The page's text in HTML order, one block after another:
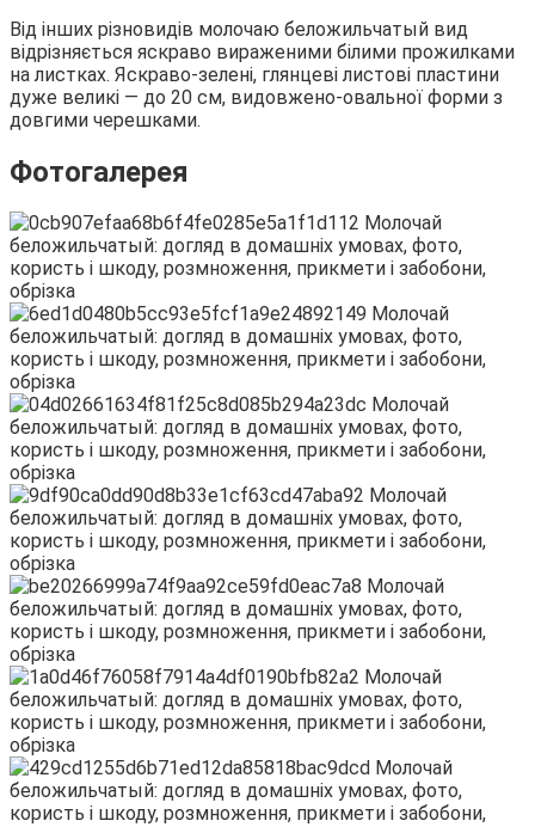
Від інших різновидів молочаю беложильчатый вид
відрізняється яскраво вираженими білими прожилками
на листках. Яскраво-зелені, глянцеві листові пластини
дуже великі — до 20 см, видовжено-овальної форми з
довгими черешками.
Фотогалерея